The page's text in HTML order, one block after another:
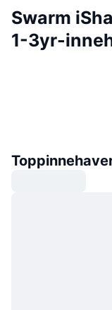
Swarm
1-3yr-